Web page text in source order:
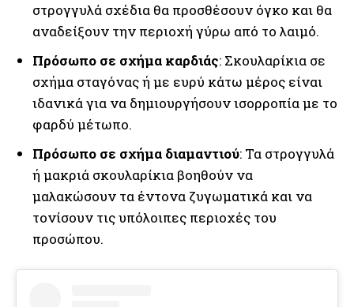
στρογγυλά σχέδια θα προσθέσουν όγκο και θα
αναδείξουν την περιοχή γύρω από το λαιμό.
Πρόσωπο σε σχήμα καρδιάς: Σκουλαρίκια σε
σχήμα σταγόνας ή με ευρύ κάτω μέρος είναι
ιδανικά για να δημιουργήσουν ισορροπία με το
φαρδύ μέτωπο.
Πρόσωπο σε σχήμα διαμαντιού: Τα στρογγυλά
ή μακριά σκουλαρίκια βοηθούν να
μαλακώσουν τα έντονα ζυγωματικά και να
τονίσουν τις υπόλοιπες περιοχές του
προσώπου.